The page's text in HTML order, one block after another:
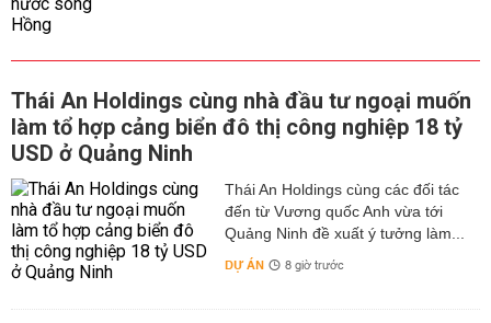
Thái An Holdings cùng nhà đầu tư ngoại muốn
làm tổ hợp cảng biển đô thị công nghiệp 18 tỷ
USD ở Quảng Ninh
Thái An Holdings cùng các đối tác
đến từ Vương quốc Anh vừa tới
Quảng Ninh đề xuất ý tưởng làm...
DỰ ÁN 8 giờ trước